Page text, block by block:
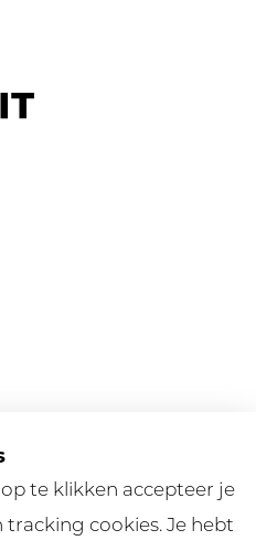
te klikken accepteer je
cookies. Je hebt